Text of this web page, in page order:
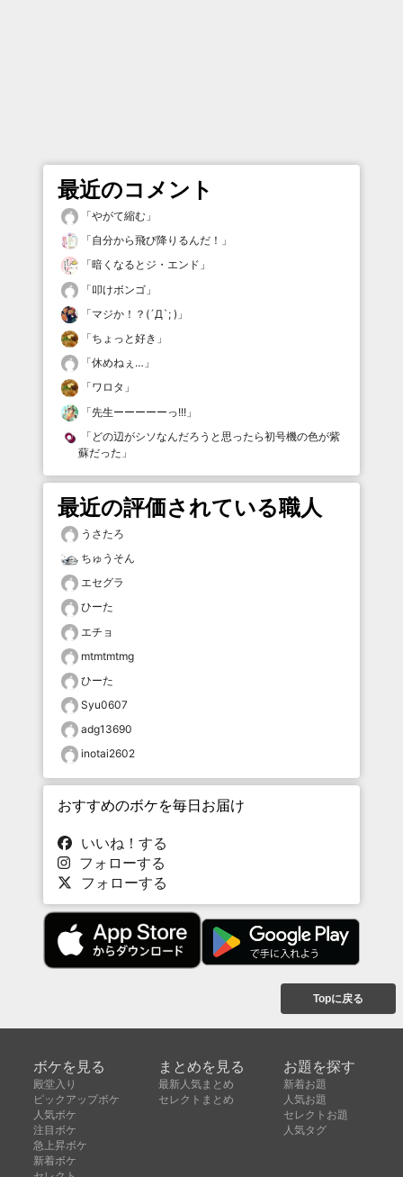
最近のコメント
「やがて縮む 」
「自分から飛び降りるんだ！ 」
「暗くなるとジ・エンド 」
「叩けボンゴ 」
「マジか！？(´Д`; ) 」
「ちょっと好き 」
「休めねぇ… 」
「ワロタ 」
「先生ーーーーーっ!!! 」
「 どの辺がシソなんだろうと思ったら初号機の色が紫
蘇だった 」
最近の評価されている職人
うさたろ
ちゅうそん
エセグラ
ひーた
エチョ
mtmtmtmg
ひーた
Syu0607
adg13690
inotai2602
おすすめのボケを毎日お届け
いいね！する
フォローする
フォローする
Topに戻る
ボケを見る
殿堂入り
ピックアップボケ
人気ボケ
注目ボケ
急上昇ボケ
新着ボケ
まとめを見る
最新人気まとめ
セレクトまとめ
お題を探す
新着お題
人気お題
セレクトお題
人気タグ